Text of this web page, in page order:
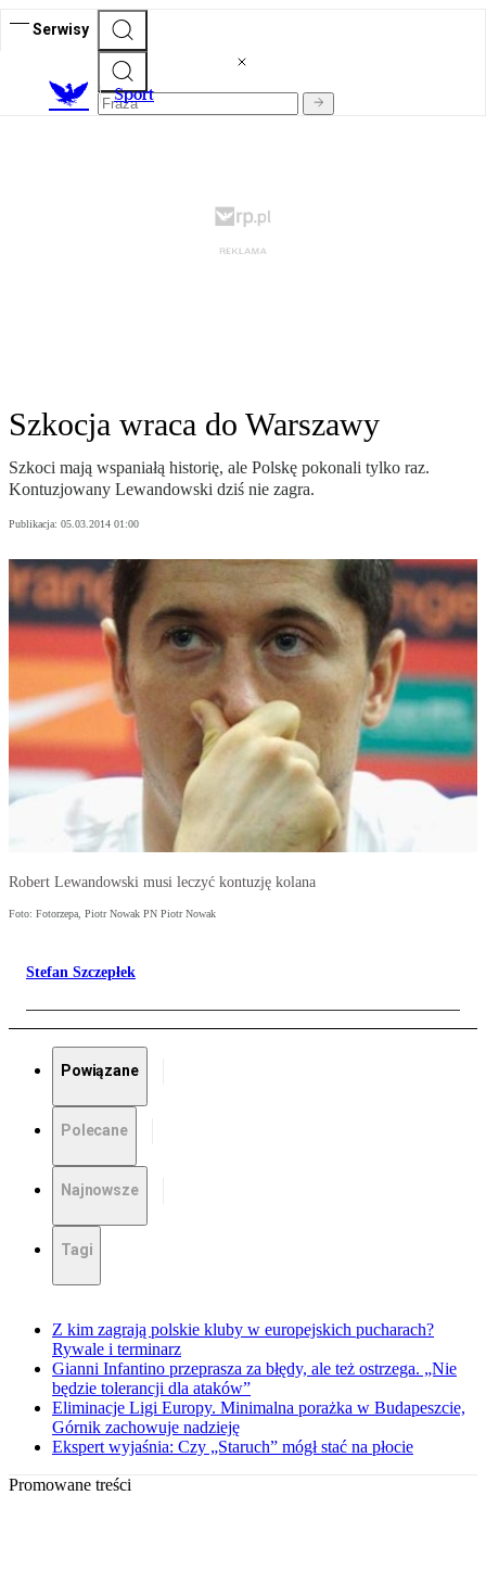
Serwisy
Sport
Szkocja wraca do Warszawy
Szkoci mają wspaniałą historię, ale Polskę pokonali tylko raz.
Kontuzjowany Lewandowski dziś nie zagra.
Publikacja: 05.03.2014 01:00
Robert Lewandowski musi leczyć kontuzję kolana
Foto: Fotorzepa, Piotr Nowak PN Piotr Nowak
Stefan Szczepłek
Powiązane
Polecane
Najnowsze
Tagi
Z kim zagrają polskie kluby w europejskich pucharach?
Rywale i terminarz
Gianni Infantino przeprasza za błędy, ale też ostrzega. „Nie
będzie tolerancji dla ataków”
Eliminacje Ligi Europy. Minimalna porażka w Budapeszcie,
Górnik zachowuje nadzieję
Ekspert wyjaśnia: Czy „Staruch” mógł stać na płocie
Promowane treści